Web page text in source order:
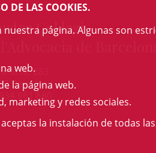
Col·legi
283
Barcelona
961 880
DE LAS COOKIES.
nuestra página. Algunas son
web.
la página web.
marketing y redes sociales.
la instalación de todas